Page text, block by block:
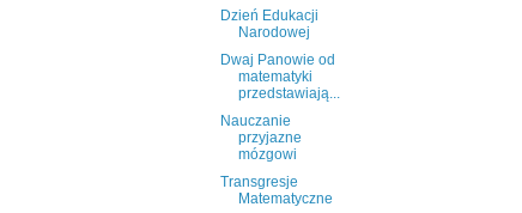
Dzień Edukacji
Narodowej
Dwaj Panowie od
matematyki
przedstawiają...
Nauczanie
przyjazne
mózgowi
Transgresje
Matematyczne